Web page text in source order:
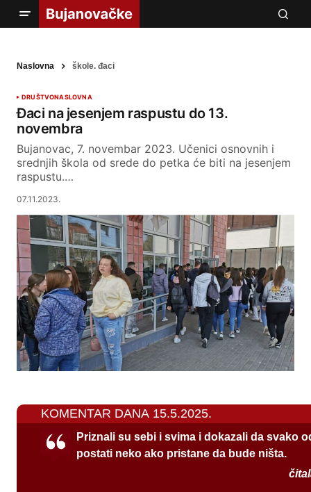
Naslovna škole. đaci
DRUŠTVONASLOVNA
Đaci na jesenjem raspustu do 13.
novembra
Bujanovac, 7. novembar 2023. Učenici osnovnih i
srednjih škola od srede do petka će biti na jesenjem
raspustu.…
07.11.2023.
KOMENTAR DANA 15.5.2025.
Priznali su sebi i svima i dokazali da svako
postati neko ako pristane da bude ništa.